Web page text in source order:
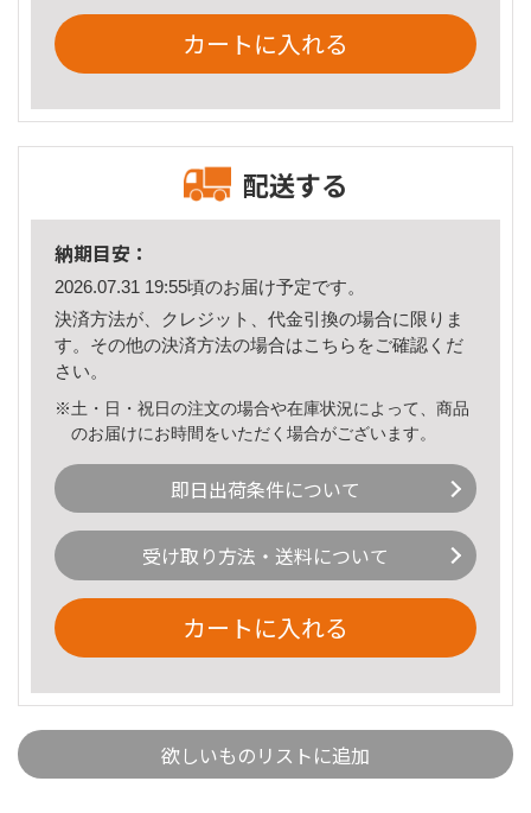
カートに入れる
配送する
納期目安：
2026.07.31 19:55頃のお届け予定です。
決済方法が、クレジット、代金引換の場合に限りま
す。その他の決済方法の場合はこちら をご確認くだ
さい。
※土・日・祝日の注文の場合や在庫状況によって、商品
のお届けにお時間をいただく場合がございます。
即日出荷条件について
受け取り方法・送料について
カートに入れる
欲しいものリストに追加